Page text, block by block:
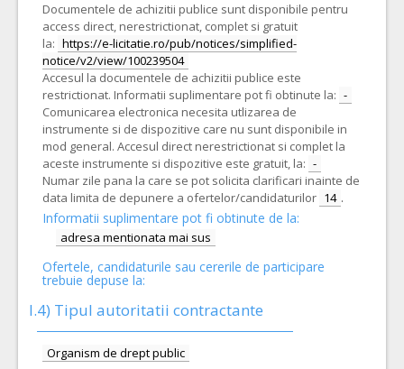
Documentele de achizitii publice sunt disponibile pentru
access direct, nerestrictionat, complet si gratuit
la: https://e-licitatie.ro/pub/notices/simplified-
notice/v2/view/100239504
Accesul la documentele de achizitii publice este
restrictionat. Informatii suplimentare pot fi obtinute la: -
Comunicarea electronica necesita utlizarea de
instrumente si de dispozitive care nu sunt disponibile in
mod general. Accesul direct nerestrictionat si complet la
aceste instrumente si dispozitive este gratuit, la: -
Numar zile pana la care se pot solicita clarificari inainte de
data limita de depunere a ofertelor/candidaturilor 14 .
Informatii suplimentare pot fi obtinute de la:
adresa mentionata mai sus
Ofertele, candidaturile sau cererile de participare
trebuie depuse la:
I.4) Tipul autoritatii contractante
Organism de drept public